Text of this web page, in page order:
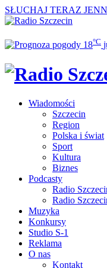
SŁUCHAJ TERAZ
18°C
Wiadomości
Szczecin
Region
Polska i świat
Sport
Kultura
Biznes
Podcasty
Radio
Radio
Muzyka
Konkursy
Studio S-1
Reklama
O nas
Kontakt